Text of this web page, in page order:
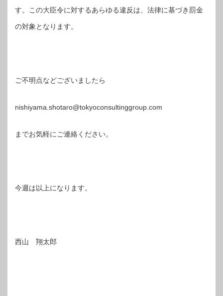
す。この大臣令に対するあらゆる違反は、法律に基づき罰金
の対象となります。
ご不明点などございましたら
nishiyama.shotaro@tokyoconsultinggroup.com
までお気軽にご連絡ください。
今週は以上になります。
西山 翔太郎